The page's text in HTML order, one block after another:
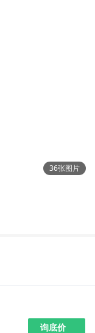
36张图片
询底价